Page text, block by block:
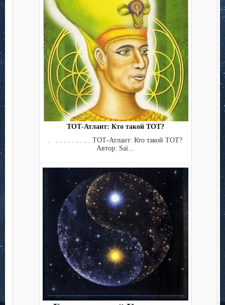
ТОТ-Атлант: Кто такой ТОТ?
. . . . . . . . . . ТОТ-Атлант: Кто такой ТОТ?
Автор: Sai...